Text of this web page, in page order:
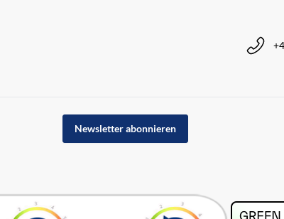
Newsletter abonnieren